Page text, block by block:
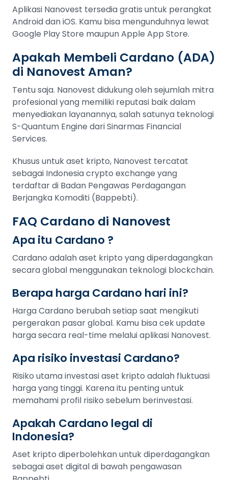
Aplikasi Nanovest tersedia gratis untuk perangkat
Android dan iOS. Kamu bisa mengunduhnya lewat
Google Play Store maupun Apple App Store.
Apakah Membeli Cardano (ADA)
di Nanovest Aman?
Tentu saja. Nanovest didukung oleh sejumlah mitra
profesional yang memiliki reputasi baik dalam
menyediakan layanannya, salah satunya teknologi
S-Quantum Engine dari Sinarmas Financial
Services.
Khusus untuk aset kripto, Nanovest tercatat
sebagai Indonesia crypto exchange yang
terdaftar di Badan Pengawas Perdagangan
Berjangka Komoditi (Bappebti).
FAQ Cardano di Nanovest
Apa itu Cardano ?
Cardano adalah aset kripto yang diperdagangkan
secara global menggunakan teknologi blockchain.
Berapa harga Cardano hari ini?
Harga Cardano berubah setiap saat mengikuti
pergerakan pasar global. Kamu bisa cek update
harga secara real-time melalui aplikasi Nanovest.
Apa risiko investasi Cardano?
Risiko utama investasi aset kripto adalah fluktuasi
harga yang tinggi. Karena itu penting untuk
memahami profil risiko sebelum berinvestasi.
Apakah Cardano legal di
Indonesia?
Aset kripto diperbolehkan untuk diperdagangkan
sebagai aset digital di bawah pengawasan